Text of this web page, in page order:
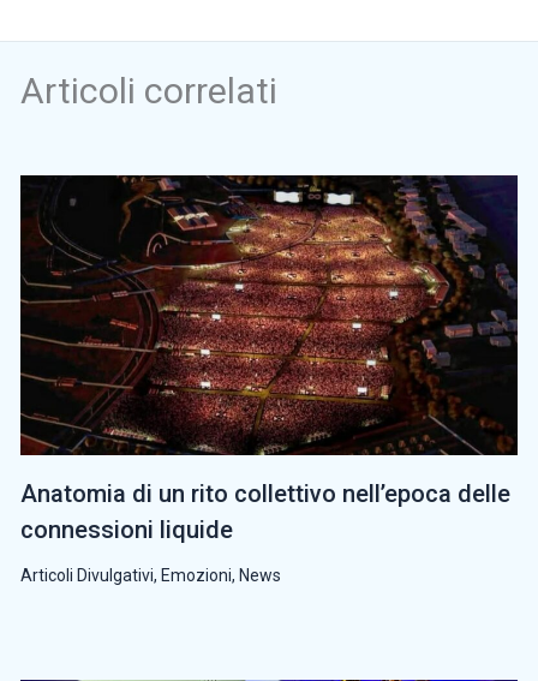
Articoli correlati
Anatomia di un rito collettivo nell’epoca delle
connessioni liquide
Articoli Divulgativi, Emozioni, News